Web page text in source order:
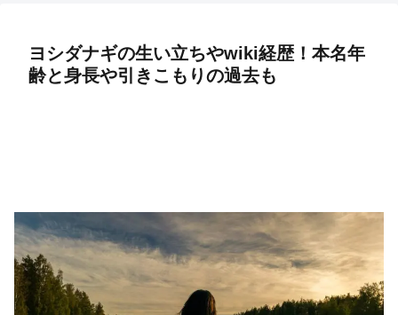
ヨシダナギの生い立ちやwiki経歴！本名年
齢と身長や引きこもりの過去も